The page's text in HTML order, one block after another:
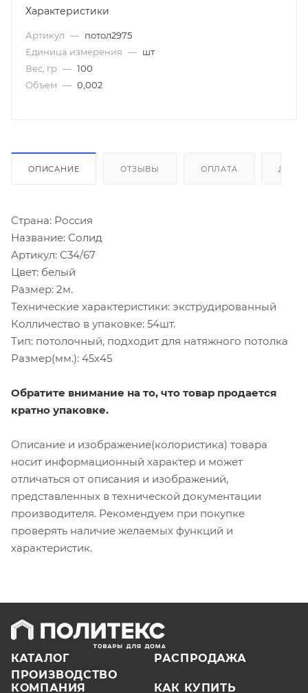
Характеристики
Артикул — потол2975
Единица измерения — шт
Вес, гр — 100
Объем — 0,002
ОПИСАНИЕ ОТЗЫВЫ ОПЛАТА
Страна: Россия
Название: Солид
Артикул: С34/67
Цвет: белый
Размер: 2м.
Технические характеристики: экструдированный
Колличество в упаковке: 54шт.
Тип: потолочный, подходит для натяжного потолка
Размер(мм.): 45х45
Обратите внимание на то, что товар продается
кратно упаковке.
Описание и изображение(колористика) товара
носит информационный характер и может
отличаться от описания и изображений,
представленных в технической документации
производителя. Рекомендуем при покупке
проверять наличие желаемых функций и
характеристик.
КАТАЛОГ
РАСПРОДАЖА
ПРОИЗВОДСТВО
КОМПАНИЯ
КАК КУПИТЬ